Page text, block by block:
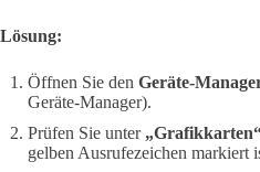
Lösung:
Öffnen Sie den Geräte-
Geräte-Manager).
Prüfen Sie unter
gelben Ausrufezeichen markiert